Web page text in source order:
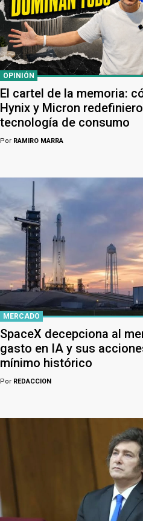
OPINIÓN
El cartel de la memoria:
Hynix y Micron
tecnología de consumo
Por RAMIRO MARRA
MERCADO
SpaceX decepciona al
gasto en IA y sus
mínimo histórico
Por REDACCION